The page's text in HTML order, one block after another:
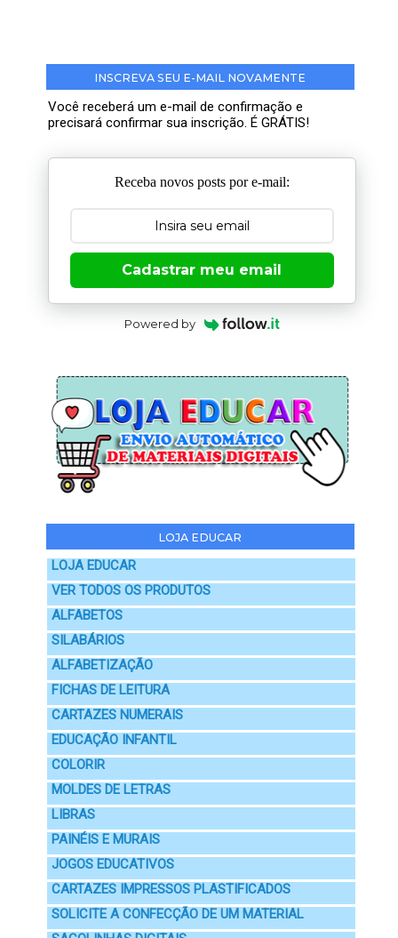
INSCREVA SEU E-MAIL NOVAMENTE
Você receberá um e-mail de confirmação e
precisará confirmar sua inscrição. É GRÁTIS!
Receba novos posts por e-mail:
Cadastrar meu email
Powered by
LOJA EDUCAR
LOJA EDUCAR
VER TODOS OS PRODUTOS
ALFABETOS
SILABÁRIOS
ALFABETIZAÇÃO
FICHAS DE LEITURA
CARTAZES NUMERAIS
EDUCAÇÃO INFANTIL
COLORIR
MOLDES DE LETRAS
LIBRAS
PAINÉIS E MURAIS
JOGOS EDUCATIVOS
CARTAZES IMPRESSOS PLASTIFICADOS
SOLICITE A CONFECÇÃO DE UM MATERIAL